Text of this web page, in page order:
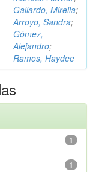
Gallardo, Mirella;
Arroyo, Sandra;
Gómez,
Alejandro;
Ramos, Haydee
1
1